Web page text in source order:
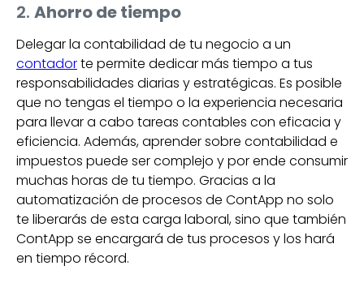
2. Ahorro de tiempo
Delegar la contabilidad de tu negocio a un
contadorte permite dedicar más tiempo a tus
responsabilidades diarias y estratégicas. Es posible
que no tengas el tiempo o la experiencia necesaria
para llevar a cabo tareas contables con eficacia y
eficiencia. Además, aprender sobre contabilidad e
impuestos puede ser complejo y por ende consumir
muchas horas de tu tiempo. Gracias a la
automatización de procesos de ContApp no solo
te liberarás de esta carga laboral, sino que también
ContApp se encargará de tus procesos y los hará
en tiempo récord.